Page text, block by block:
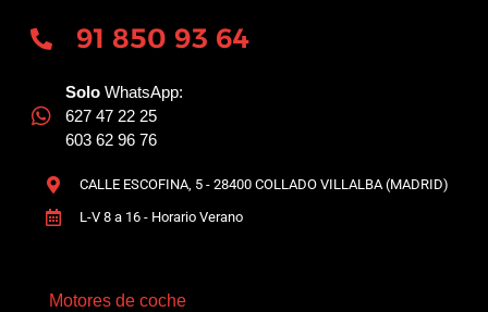
91 850 93 64
Solo WhatsApp:
627 47 22 25
603 62 96 76
CALLE ESCOFINA, 5 - 28400 COLLADO VILLALBA (MADRID)
L-V 8 a 16 - Horario Verano
Motores de coche